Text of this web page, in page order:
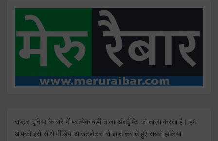
राष्ट्र दुनिया के बारे में प्रत्येक बड़ी ताजा अंतर्दृष्टि को ताज़ा करता है। हम
आपको इसे सीधे मीडिया आउटलेट्स से ज्ञात कराते हुए सबसे हालिया